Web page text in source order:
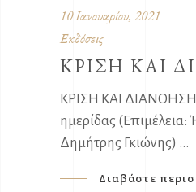
10 Ιανουαρίου, 2021
Εκδόσεις
ΚΡΙΣΗ ΚΑΙ
ΚΡΙΣΗ ΚΑΙ ΔΙΑΝΟΗΣΗ
ημερίδας
Δημήτρης Γκιώνης)
Διαβάστε